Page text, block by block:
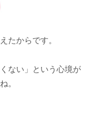
たからです。
ない」という心境が
。